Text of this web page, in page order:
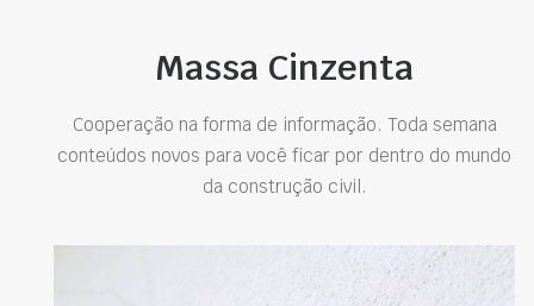
Massa Cinzenta
Cooperação na forma de informação. Toda semana
conteúdos novos para você ficar por dentro do mundo
da construção civil.